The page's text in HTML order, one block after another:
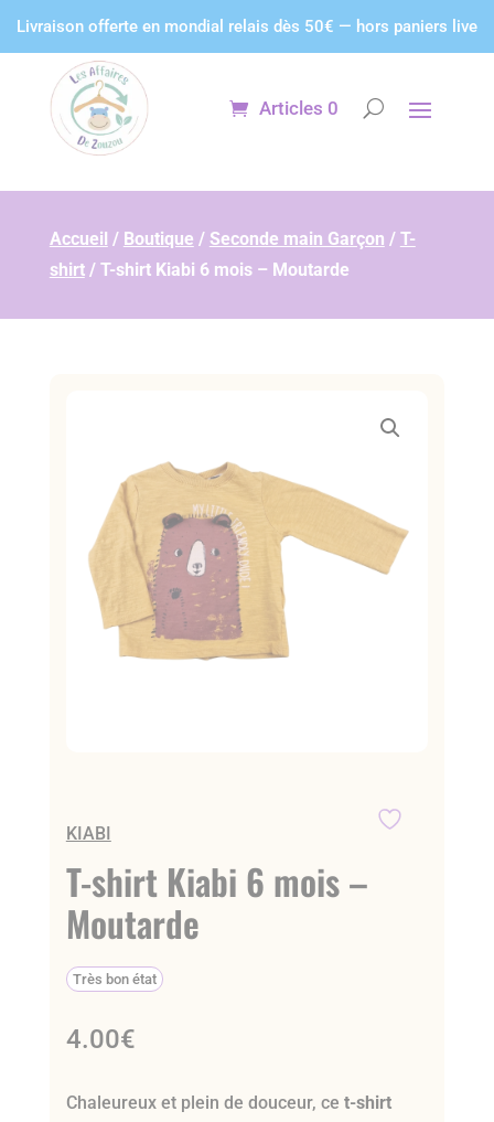
Livraison offerte en mondial relais dès 50€ — hors paniers live
Articles 0
Accueil / Boutique / Seconde main Garçon / T-
shirt/ T-shirt Kiabi 6 mois – Moutarde
KIABI
T-shirt Kiabi 6 mois –
Moutarde
Très bon état
4.00€
Chaleureux et plein de douceur, ce t-shirt
Panneau de gestion des cookies